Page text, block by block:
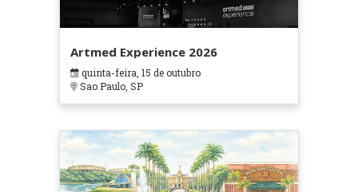
Artmed Experience 2026
quinta-feira, 15 de outubro
Sao Paulo, SP